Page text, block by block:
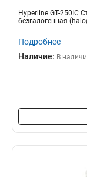
Hyperline GT-250IC
безгалогенная
Подробнее
Наличие: В